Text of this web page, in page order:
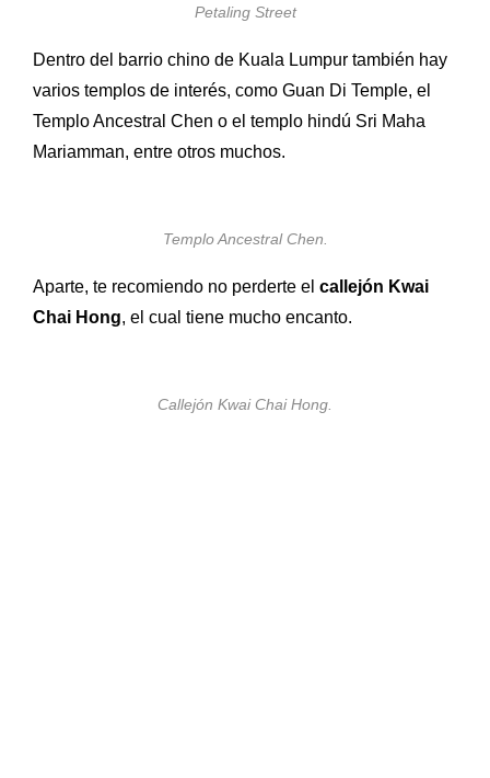
Petaling Street
Dentro del barrio chino de Kuala Lumpur también hay
varios templos de interés, como Guan Di Temple, el
Templo Ancestral Chen o el templo hindú Sri Maha
Mariamman, entre otros muchos.
Templo Ancestral Chen.
Aparte, te recomiendo no perderte el callejón Kwai
Chai Hong, el cual tiene mucho encanto.
Callejón Kwai Chai Hong.